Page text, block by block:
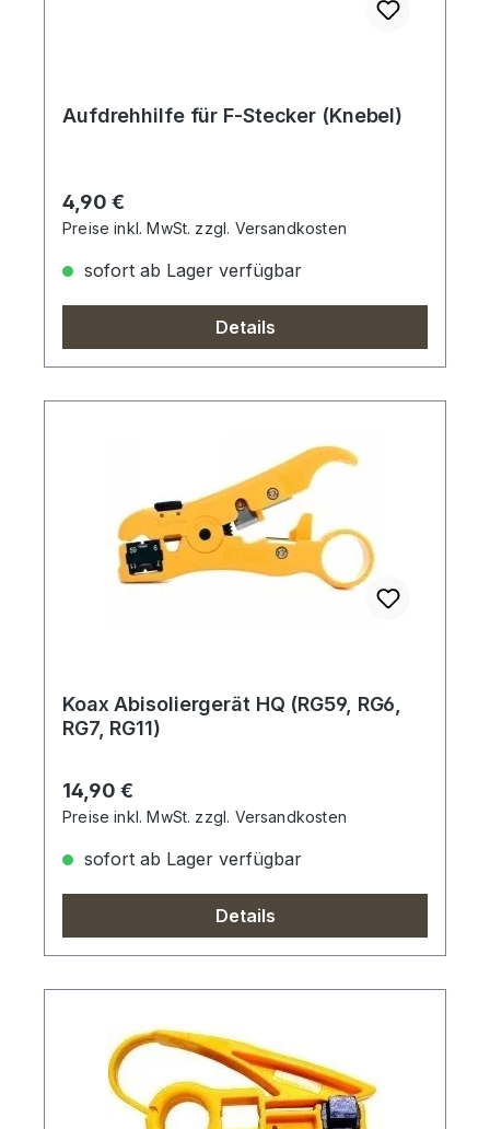
Aufdrehhilfe für F-Stecker (Knebel)
Regulärer Preis:
4,90 €
Preise inkl. MwSt. zzgl. Versandkosten
sofort ab Lager verfügbar
Details
Koax Abisoliergerät HQ (RG59, RG6,
RG7, RG11)
Regulärer Preis:
14,90 €
Preise inkl. MwSt. zzgl. Versandkosten
sofort ab Lager verfügbar
Details